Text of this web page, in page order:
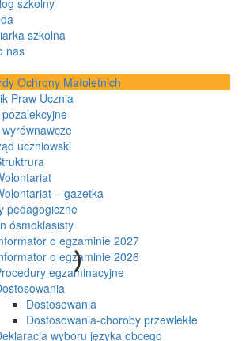
szkolna
nas
Ochrony Małoletnich
Praw Ucznia
uczniowski
– gazetka
pedagogiczne
ósmoklasisty
o egzaminie 2027
o egzaminie 2026
egzaminacyjne
Dostosowania
Dostosowania-choroby przewlekłe
wyboru języka obcego